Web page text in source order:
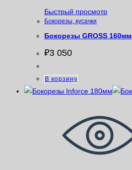
Быстрый просмотр
Бокорезы, кусачки
Бокорезы GROSS 160мм
₽3 050
В корзину